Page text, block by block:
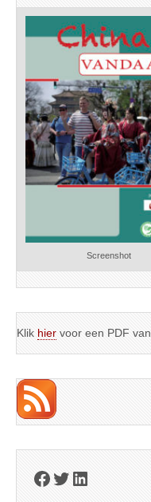
Screenshot
Klik hier voor een PDF
Facebook
Twitter
LinkedIn